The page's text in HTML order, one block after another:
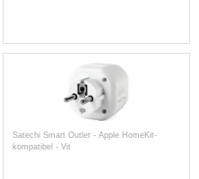
Satechi Smart Outlet - Apple HomeKit-
kompatibel - Vit